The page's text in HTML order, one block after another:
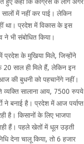
में नहीं कर पाई। लेकिन
था। प्रदेश में विकास के इस
ने भी संबोधित किया।
प्रदेश के मुखिया मिले, जिन्होंने
20 साल ही मिले हैं, लेकिन इन
की बुधनी को पहचानेंगे नहीं।
सालाना आय, 7500 रुपये
ने बनाई है। प्रदेश में आज पर्याप्त
है। किसानों के लिए भाजपा
हैं। पहले खेतों में धूल उड़ती
देना चालू किया, तो 6 हजार